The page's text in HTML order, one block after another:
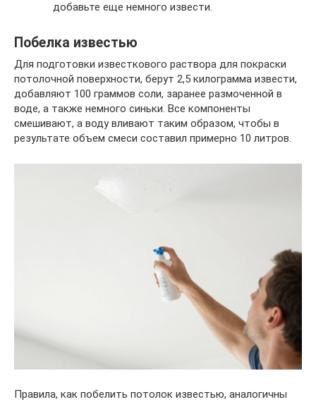
добавьте еще немного извести.
Побелка известью
Для подготовки известкового раствора для покраски
потолочной поверхности, берут 2,5 килограмма извести,
добавляют 100 граммов соли, заранее размоченной в
воде, а также немного синьки. Все компоненты
смешивают, а воду вливают таким образом, чтобы в
результате объем смеси составил примерно 10 литров.
Правила, как побелить потолок известью, аналогичны